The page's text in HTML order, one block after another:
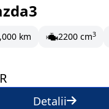
150 EUR/lună
km 2200 cm3
Detalii